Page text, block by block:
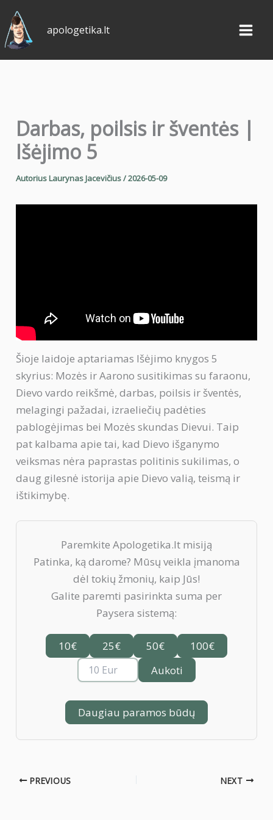
Pereiti
prie
turinio
apologetika.lt
Darbas, poilsis ir šventės |
Išėjimo 5
AutoriusLaurynas Jacevičius/2026-05-09
Šioje laidoje aptariamas Išėjimo knygos 5
skyrius: Mozės ir Aarono susitikimas su faraonu,
Dievo vardo reikšmė, darbas, poilsis ir šventės,
melagingi pažadai, izraeliečių padėties
pablogėjimas bei Mozės skundas Dievui. Taip
pat kalbama apie tai, kad Dievo išganymo
veiksmas nėra paprastas politinis sukilimas, o
daug gilesnė istorija apie Dievo valią, teismą ir
ištikimybę.
Paremkite Apologetika.lt misiją
Patinka, ką darome? Mūsų veikla įmanoma
dėl tokių žmonių, kaip Jūs!
Galite paremti pasirinkta suma per
Paysera sistemą:
10€ 25€ 50€
100€
Aukoti
Daugiau paramos būdų
PREVIOUS NEXT